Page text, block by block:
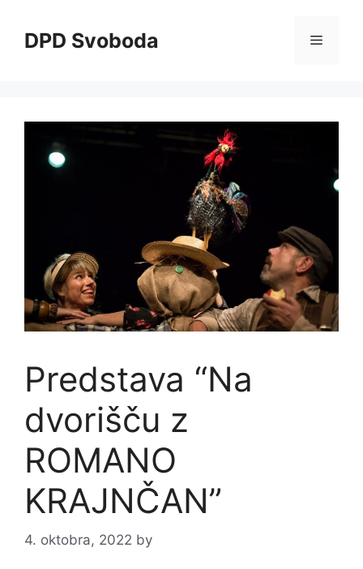
contentDPD Svoboda Menu
Predstava “Na
dvorišču z
ROMANO
KRAJNČAN”
4. oktobra, 2022 by